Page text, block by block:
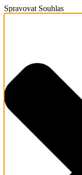
Spravovat Souhlas